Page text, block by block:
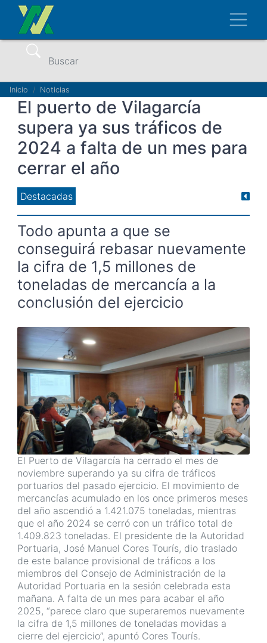
Pasar
contenido
principal
Buscar
Ruta
navegación
Inicio Noticias
El puerto de Vilagarcía
supera ya sus tráficos de
2024 a falta de un mes para
cerrar el año
Destacadas
Todo apunta a que se
conseguirá rebasar nuevamente
la cifra de 1,5 millones de
toneladas de mercancía a la
conclusión del ejercicio
03/12/2025
El Puerto de Vilagarcía ha cerrado el mes de
noviembre superando ya su cifra de tráficos
portuarios del pasado ejercicio. El movimiento de
mercancías acumulado en los once primeros meses
del año ascendió a 1.421.075 toneladas, mientras
que el año 2024 se cerró con un tráfico total de
1.409.823 toneladas. El presidente de la Autoridad
Portuaria, José Manuel Cores Tourís, dio traslado
de este balance provisional de tráficos a los
miembros del Consejo de Administración de la
Autoridad Portuaria en la sesión celebrada esta
mañana. A falta de un mes para acabar el año
2025, “parece claro que superaremos nuevamente
la cifra de 1,5 millones de toneladas movidas a
cierre del ejercicio”, apuntó Cores Tourís.